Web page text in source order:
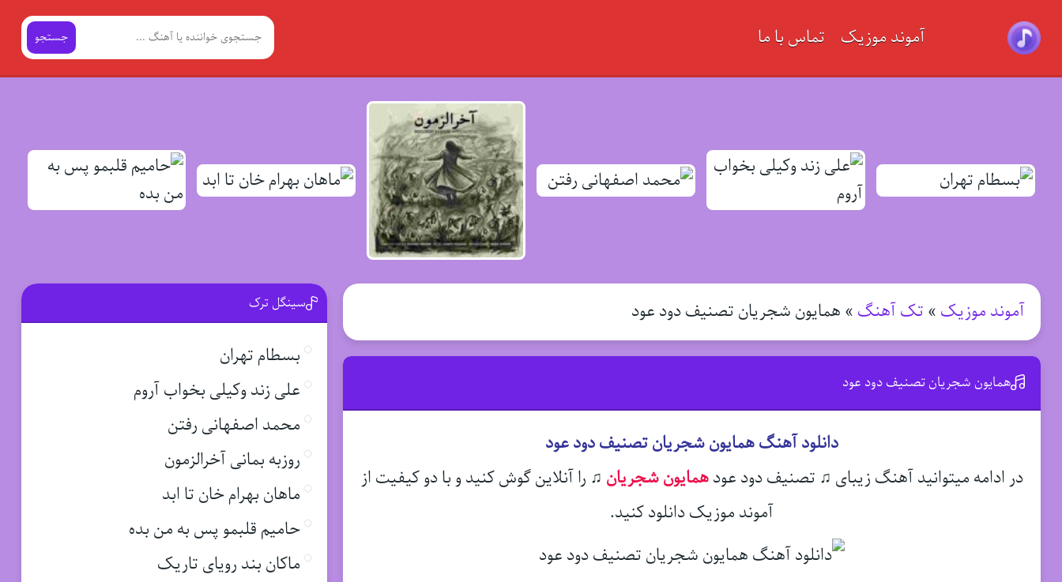
آموند موزیک تماس با ما جستجو
آموند موزیک » تک آهنگ » همایون شجریان تصنیف دود عود
همایون شجریان تصنیف دود عود
دانلود آهنگ همایون شجریان تصنیف دود عود
در ادامه میتوانید آهنگ زیبای ♫ تصنیف دود عودهمایون شجریان ♫ را آنلاین گوش کنید و با دو کیفیت از
آموند موزیک دانلود کنید.
سینگل ترک
بسطام تهران
علی زند وکیلی بخواب آروم
محمد اصفهانی رفتن
روزبه بمانی آخرالزمون
ماهان بهرام خان تا ابد
حامیم قلبمو پس به من بده
ماکان بند رویای تاریک